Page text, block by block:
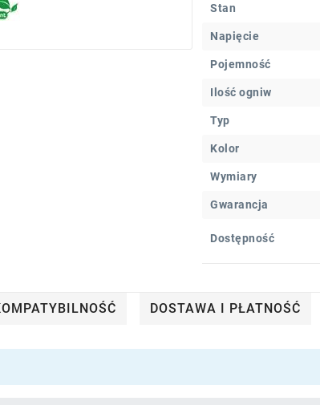
Stan
Napięcie
Pojemność
Ilość ogniw
Typ
Kolor
Wymiary
Gwarancja
Dostępność
DOSTAWA I PŁATNOŚĆ